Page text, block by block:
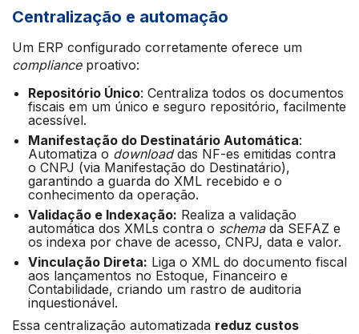
Centralização e automação
Um ERP configurado corretamente oferece um
complianceproativo:
Repositório Único: Centraliza todos os documentos
fiscais em um único e seguro repositório, facilmente
acessível.
Manifestação do Destinatário Automática:
Automatiza o downloaddas NF-es emitidas contra
o CNPJ (via Manifestação do Destinatário),
garantindo a guarda do XML recebido e o
conhecimento da operação.
Validação e Indexação: Realiza a validação
automática dos XMLs contra o schemada SEFAZ e
os indexa por chave de acesso, CNPJ, data e valor.
Vinculação Direta: Liga o XML do documento fiscal
aos lançamentos no Estoque, Financeiro e
Contabilidade, criando um rastro de auditoria
inquestionável.
Essa centralização automatizada reduz custos